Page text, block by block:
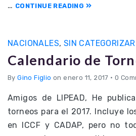
… CONTINUE READING
NACIONALES, SIN CATEGORIZAR
Calendario de
ByGino Figlio on enero 11, 2017 • 0
Amigos de LIPEAD, He
torneos para el 2017. Incluye
en ICCF y CADAP, pero no